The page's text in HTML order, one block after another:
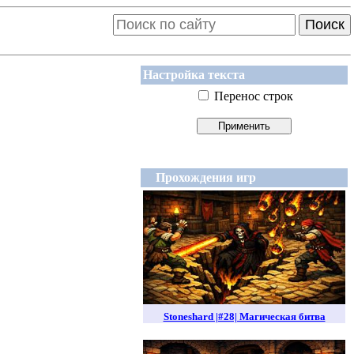
Поиск
Настройка текста
Перенос строк
Прохождения игр
Stoneshard |#28| Магическая битва